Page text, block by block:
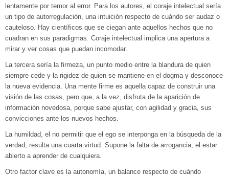
lentamente por temor al error. Para los autores, el coraje intelectual sería
un tipo de autorregulación, una intuición respecto de cuándo ser audaz o
cauteloso. Hay científicos que se ciegan ante aquellos hechos que no
cuadran en sus paradigmas. Coraje intelectual implica una apertura a
mirar y ver cosas que puedan incomodar.
La tercera sería la firmeza, un punto medio entre la blandura de quien
siempre cede y la rigidez de quien se mantiene en el dogma y desconoce
la nueva evidencia. Una mente firme es aquella capaz de construir una
visión de las cosas, pero que, a la vez, disfruta de la aparición de
información novedosa, porque sabe ajustar, con agilidad y gracia, sus
convicciones ante los nuevos hechos.
La humildad, el no permitir que el ego se interponga en la búsqueda de la
verdad, resulta una cuarta virtud. Supone la falta de arrogancia, el estar
abierto a aprender de cualquiera.
Otro factor clave es la autonomía, un balance respecto de cuándo